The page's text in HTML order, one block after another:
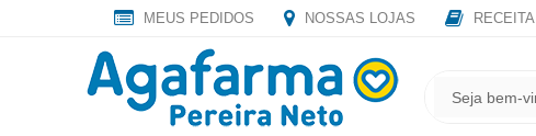
MEUS PEDIDOS NOSSAS LOJAS RECEITA
CADASTRE
SEU